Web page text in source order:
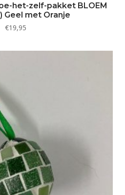
het-zelf-pakket BLOEM
Geel met Oranje
€19,95